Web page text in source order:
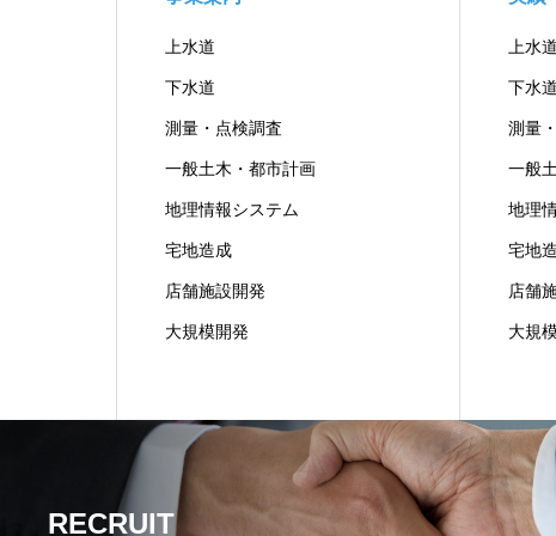
上水道
下水道
測量・点検調査
一般土木・都市計画
地理情報システム
宅地造成
店舗施設開発
大規模開発
上水道
下水道
測量
一般
地理
宅地
店舗
大規
RECRUIT